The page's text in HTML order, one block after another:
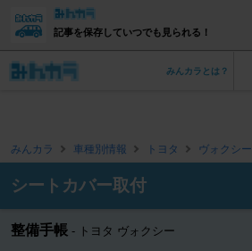
記事を保存していつでも見られる！
みんカラとは？
みんカラ 車種別情報 トヨタ ヴォクシー
シートカバー取付
整備手帳 トヨタ ヴォクシー